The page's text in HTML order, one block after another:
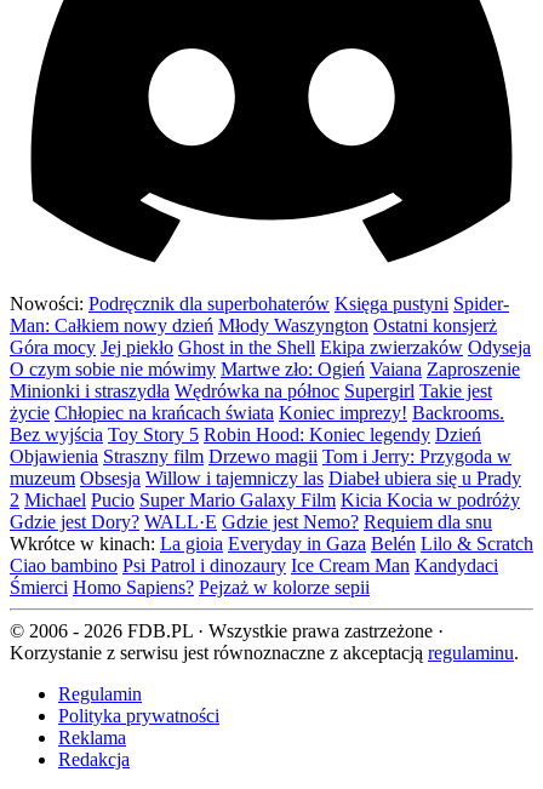
Nowości: Podręcznik dla superbohaterów Księga pustyni Spider-
Man: Całkiem nowy dzień Młody Waszyngton Ostatni konsjerż
Góra mocy Jej piekło Ghost in the Shell Ekipa zwierzaków Odyseja
O czym sobie nie mówimy Martwe zło: Ogień Vaiana Zaproszenie
Minionki i straszydła Wędrówka na północ Supergirl Takie jest
życie Chłopiec na krańcach świata Koniec imprezy! Backrooms.
Bez wyjścia Toy Story 5 Robin Hood: Koniec legendy Dzień
Objawienia Straszny film Drzewo magii Tom i Jerry: Przygoda w
muzeum Obsesja Willow i tajemniczy las Diabeł ubiera się u Prady
2 Michael Pucio Super Mario Galaxy Film Kicia Kocia w podróży
Gdzie jest Dory? WALL·E Gdzie jest Nemo? Requiem dla snu
Wkrótce w kinach: La gioia Everyday in Gaza Belén Lilo & Scratch
Ciao bambino Psi Patrol i dinozaury Ice Cream Man Kandydaci
Śmierci Homo Sapiens? Pejzaż w kolorze sepii
© 2006 - 2026 FDB.PL · Wszystkie prawa zastrzeżone ·
Korzystanie z serwisu jest równoznaczne z akceptacją regulaminu.
Regulamin
Polityka prywatności
Reklama
Redakcja